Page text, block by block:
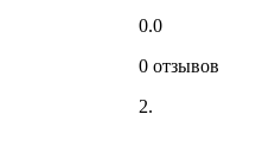
0.0
0 отзывов
2.